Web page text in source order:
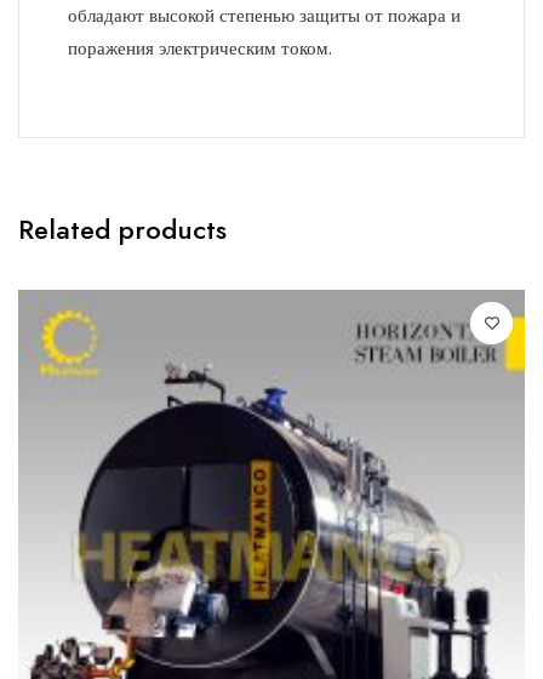
обладают высокой степенью защиты от пожара и
поражения электрическим током.
Related products